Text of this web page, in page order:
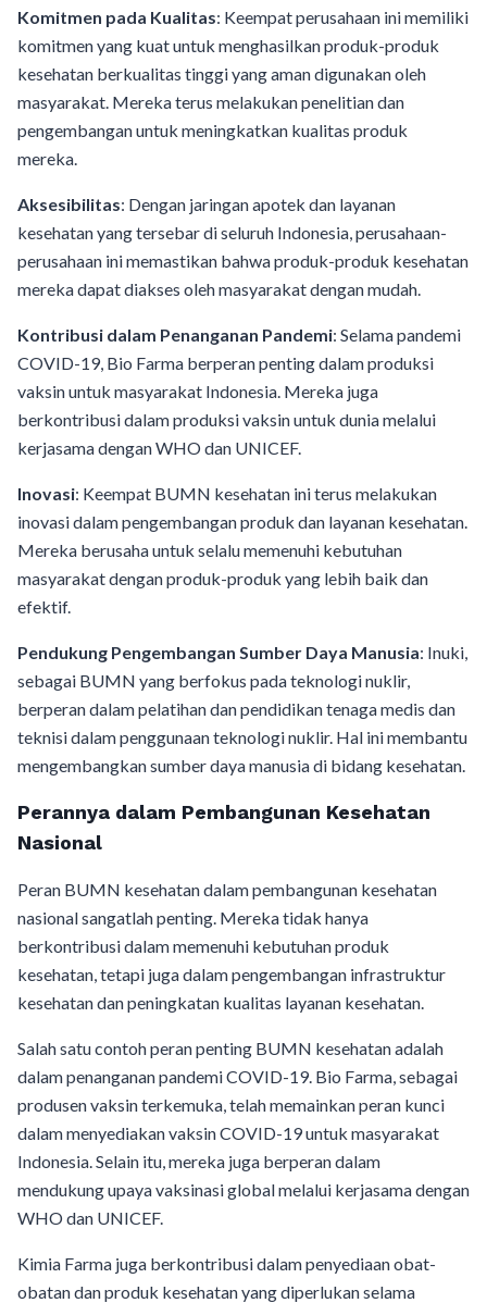
Komitmen pada Kualitas: Keempat perusahaan ini memiliki
komitmen yang kuat untuk menghasilkan produk-produk
kesehatan berkualitas tinggi yang aman digunakan oleh
masyarakat. Mereka terus melakukan penelitian dan
pengembangan untuk meningkatkan kualitas produk
mereka.
Aksesibilitas: Dengan jaringan apotek dan layanan
kesehatan yang tersebar di seluruh Indonesia, perusahaan-
perusahaan ini memastikan bahwa produk-produk kesehatan
mereka dapat diakses oleh masyarakat dengan mudah.
Kontribusi dalam Penanganan Pandemi: Selama pandemi
COVID-19, Bio Farma berperan penting dalam produksi
vaksin untuk masyarakat Indonesia. Mereka juga
berkontribusi dalam produksi vaksin untuk dunia melalui
kerjasama dengan WHO dan UNICEF.
Inovasi: Keempat BUMN kesehatan ini terus melakukan
inovasi dalam pengembangan produk dan layanan kesehatan.
Mereka berusaha untuk selalu memenuhi kebutuhan
masyarakat dengan produk-produk yang lebih baik dan
efektif.
Pendukung Pengembangan Sumber Daya Manusia: Inuki,
sebagai BUMN yang berfokus pada teknologi nuklir,
berperan dalam pelatihan dan pendidikan tenaga medis dan
teknisi dalam penggunaan teknologi nuklir. Hal ini membantu
mengembangkan sumber daya manusia di bidang kesehatan.
Perannya dalam Pembangunan Kesehatan
Nasional
Peran BUMN kesehatan dalam pembangunan kesehatan
nasional sangatlah penting. Mereka tidak hanya
berkontribusi dalam memenuhi kebutuhan produk
kesehatan, tetapi juga dalam pengembangan infrastruktur
kesehatan dan peningkatan kualitas layanan kesehatan.
Salah satu contoh peran penting BUMN kesehatan adalah
dalam penanganan pandemi COVID-19. Bio Farma, sebagai
produsen vaksin terkemuka, telah memainkan peran kunci
dalam menyediakan vaksin COVID-19 untuk masyarakat
Indonesia. Selain itu, mereka juga berperan dalam
mendukung upaya vaksinasi global melalui kerjasama dengan
WHO dan UNICEF.
Kimia Farma juga berkontribusi dalam penyediaan obat-
obatan dan produk kesehatan yang diperlukan selama